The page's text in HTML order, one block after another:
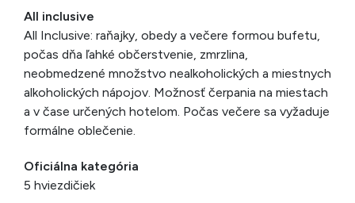
All inclusive
All Inclusive: raňajky, obedy a večere formou bufetu,
počas dňa ľahké občerstvenie, zmrzlina,
neobmedzené množstvo nealkoholických a miestnych
alkoholických nápojov. Možnosť čerpania na miestach
a v čase určených hotelom. Počas večere sa vyžaduje
formálne oblečenie.
Oficiálna kategória
5 hviezdičiek